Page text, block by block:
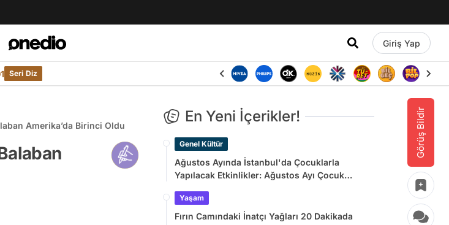
Giriş Yap
Seri Diz
Görüş Bildir
Amerika’da Birinci Oldu
En Yeni İçerikler!
Genel Kültür
Ağustos Ayında İstanbul'da Çocuklarla
Yapılacak Etkinlikler: Ağustos Ayı Çocuk
Yaşam
Fırın Camındaki İnatçı Yağları 20 Dakikada